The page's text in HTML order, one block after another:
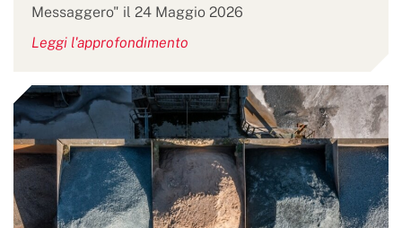
Messaggero" il 24 Maggio 2026
Leggi l'approfondimento